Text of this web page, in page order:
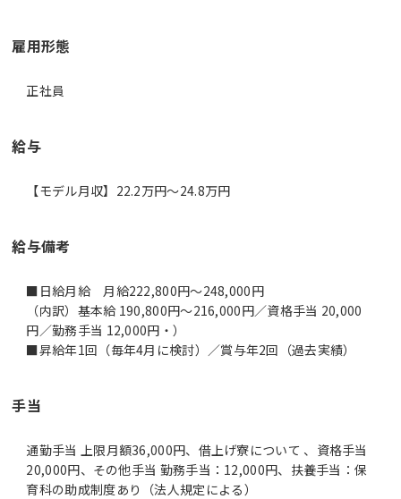
雇用形態
正社員
給与
【モデル月収】22.2万円〜24.8万円
給与備考
■日給月給 月給222,800円～248,000円
（内訳）基本給 190,800円～216,000円／資格手当 20,000
円／勤務手当 12,000円・）
■昇給年1回（毎年4月に検討）／賞与年2回（過去実績）
手当
通勤手当 上限月額36,000円、借上げ寮について 、資格手当
20,000円、その他手当 勤務手当：12,000円、扶養手当：保
育科の助成制度あり（法人規定による）